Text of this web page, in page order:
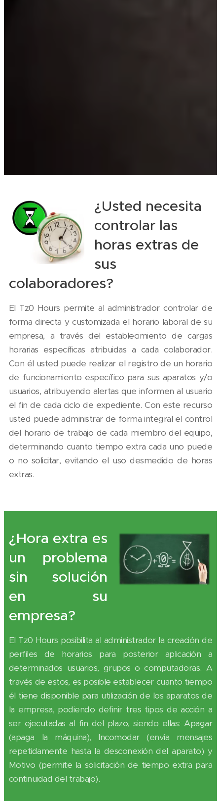
¿Usted necesita
controlar las
horas extras de
sus
colaboradores?
El Tz0 Hours permite al administrador controlar de
forma directa y customizada el horario laboral de su
empresa, a través del establecimiento de cargas
horarias específicas atribuidas a cada colaborador.
Con él usted puede realizar el registro de un horario
de funcionamiento específico para sus aparatos y/o
usuarios, atribuyendo alertas que informen al usuario
el fin de cada ciclo de expediente. Con este recurso
usted puede administrar de forma integral el control
del horario de trabajo de cada miembro del equipo,
determinando cuanto tiempo extra cada uno puede
o no solicitar, evitando el uso desmedido de horas
extras.
¿Hora extra es
un problema
sin solución
en su
empresa?
El Tz0 Hours posibilita al administrador la creación de
perfiles de horarios para posterior aplicación a
determinados usuarios, grupos o computadoras. A
través de estos, es posible establecer cuanto tiempo
él tiene disponible para utilización de los aparatos de
la empresa, podiendo definir tres tipos de acción a
ser ejecutadas al fin del plazo, siendo ellas: Apagar
(apaga la máquina), Incomodar (envia mensajes
repetidamente hasta la desconexión del aparato) y
Motivo (permite la solicitación de tiempo extra para
continuidad del trabajo).